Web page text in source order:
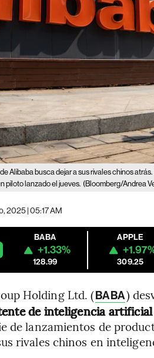
Alibaba busca dejar a sus rivales chinos atrás.
piloto lanzado el jueves. (Bloomberg/Andrea
2025 | 05:17 AM
BABA
+1.33%
128.99
APPLE
309.25
Holding Ltd. (BABA)
de inteligencia artificial
de lanzamientos de
rivales chinos en